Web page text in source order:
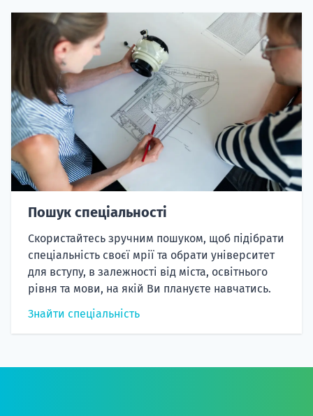
Пошук спеціальності
Скористайтесь зручним пошуком, щоб підібрати
спеціальність своєї мрії та обрати університет
для вступу, в залежності від міста, освітнього
рівня та мови, на якій Ви плануєте навчатись.
Знайти спеціальність